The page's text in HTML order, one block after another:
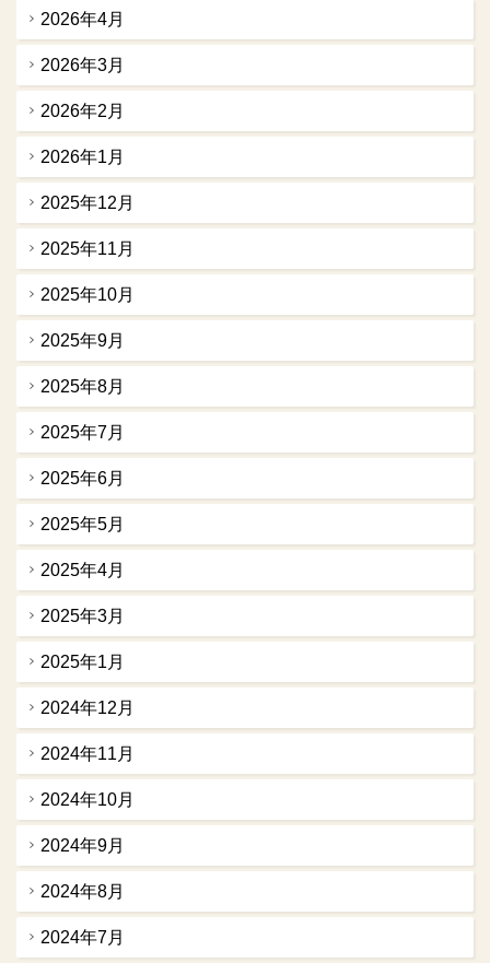
2026年4月
2026年3月
2026年2月
2026年1月
2025年12月
2025年11月
2025年10月
2025年9月
2025年8月
2025年7月
2025年6月
2025年5月
2025年4月
2025年3月
2025年1月
2024年12月
2024年11月
2024年10月
2024年9月
2024年8月
2024年7月